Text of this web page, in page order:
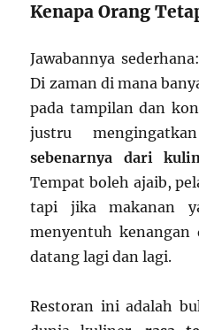
Kenapa Orang
Jawabannya
Di zaman di mana
pada tampilan dan
justru
sebenarnya dari
Tempat boleh ajaib,
tapi jika makanan
menyentuh kenangan
datang lagi dan lagi.
Restoran ini adalah